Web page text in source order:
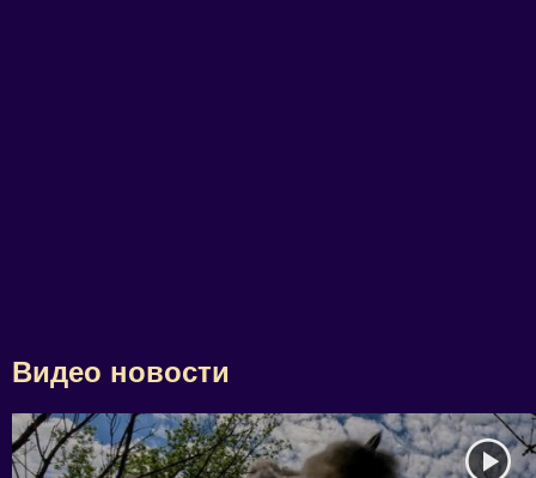
Видео новости